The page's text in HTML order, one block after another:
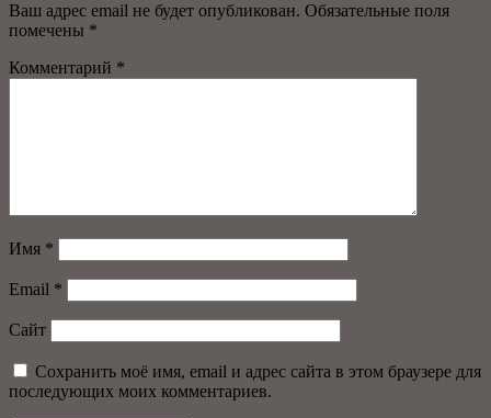
Ваш адрес email не будет опубликован. Обязательные поля
помечены *
Комментарий *
Имя *
Email *
Сайт
Сохранить моё имя, email и адрес сайта в этом браузере для
последующих моих комментариев.